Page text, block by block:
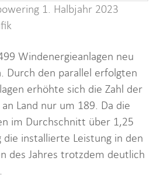
1. Halbjahr 2023
Windenergieanlagen neu
Durch den parallel erfolgten
erhöhte sich die Zahl der
Land nur um 189. Da die
im Durchschnitt über 1,25
installierte Leistung in den
des Jahres trotzdem deutlich